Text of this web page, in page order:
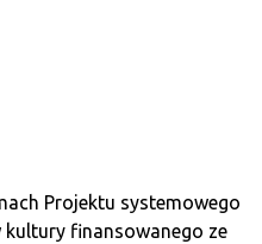
Projektu systemowego
finansowanego ze